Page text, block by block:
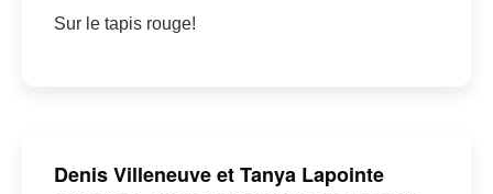
Sur le tapis rouge!
Denis Villeneuve et Tanya Lapointe